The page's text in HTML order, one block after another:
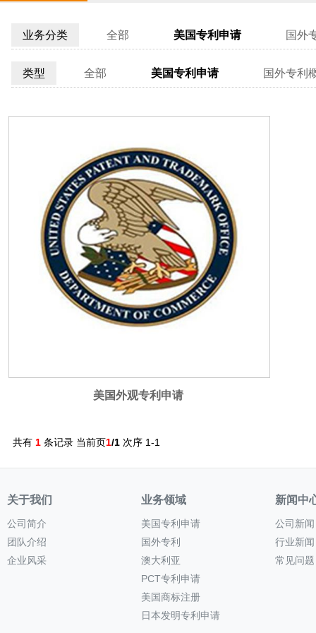
业务分类 全部 美国专利申请 国外
类型 全部 美国专利申请 国外专利
美国外观专利申请
共有 1 条记录 当前页1/1 次序 1-1
关于我们
公司简介
团队介绍
企业风采
业务领域
美国专利申请
国外专利
澳大利亚
PCT专利申请
美国商标注册
日本发明专利申请
新闻中
公司新闻
行业新闻
常见问题